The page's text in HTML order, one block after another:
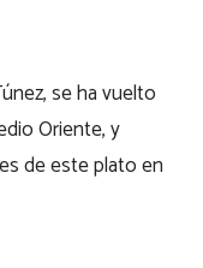
se ha vuelto
Oriente, y
de este plato en